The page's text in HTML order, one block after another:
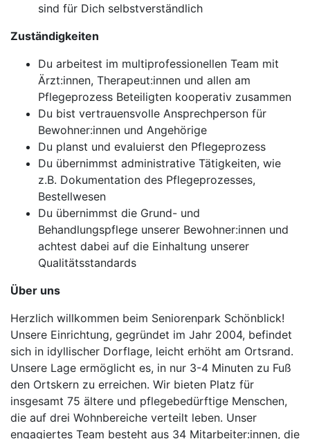
sind für Dich selbstverständlich
Zuständigkeiten
Du arbeitest im multiprofessionellen Team mit
Ärzt:innen, Therapeut:innen und allen am
Pflegeprozess Beteiligten kooperativ zusammen
Du bist vertrauensvolle Ansprechperson für
Bewohner:innen und Angehörige
Du planst und evaluierst den Pflegeprozess
Du übernimmst administrative Tätigkeiten, wie
z.B. Dokumentation des Pflegeprozesses,
Bestellwesen
Du übernimmst die Grund- und
Behandlungspflege unserer Bewohner:innen und
achtest dabei auf die Einhaltung unserer
Qualitätsstandards
Über uns
Herzlich willkommen beim Seniorenpark Schönblick!
Unsere Einrichtung, gegründet im Jahr 2004, befindet
sich in idyllischer Dorflage, leicht erhöht am Ortsrand.
Unsere Lage ermöglicht es, in nur 3-4 Minuten zu Fuß
den Ortskern zu erreichen. Wir bieten Platz für
insgesamt 75 ältere und pflegebedürftige Menschen,
die auf drei Wohnbereiche verteilt leben. Unser
engagiertes Team besteht aus 34 Mitarbeiter:innen, die